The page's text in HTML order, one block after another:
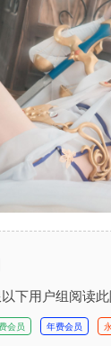
下用户组阅读
会员 年费会员